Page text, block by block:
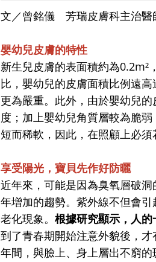
文／曾銘儀 芳瑞皮膚科主治醫
嬰幼兒皮膚的特性
新生兒皮膚的表面積約為0.2m²
比，嬰幼兒的皮膚面積比例遠
更為嚴重。此外，由於嬰幼兒
度；加上嬰幼兒角質層較為脆
短而稀軟，因此，在照顧上必須
享受陽光，寶貝先作好防曬
近年來，可能是因為臭氧層破
年增加的趨勢。紫外線不但會
老化現象。 根據研究顯示，人
到了青春期開始注意外貌後，
年間，與臉上、身上層出不窮